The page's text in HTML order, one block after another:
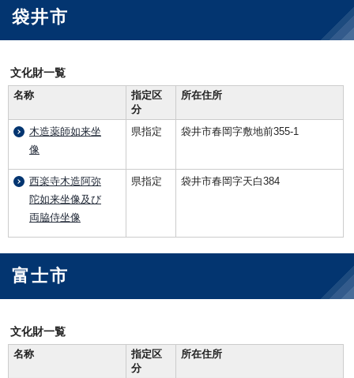
袋井市
文化財一覧
名称
指定区
分
所在住所
木造薬師如来坐
像
県指定 袋井市春岡字敷地前355-1
西楽寺木造阿弥
陀如来坐像及び
両脇侍坐像
県指定 袋井市春岡字天白384
富士市
文化財一覧
名称
指定区
分
所在住所